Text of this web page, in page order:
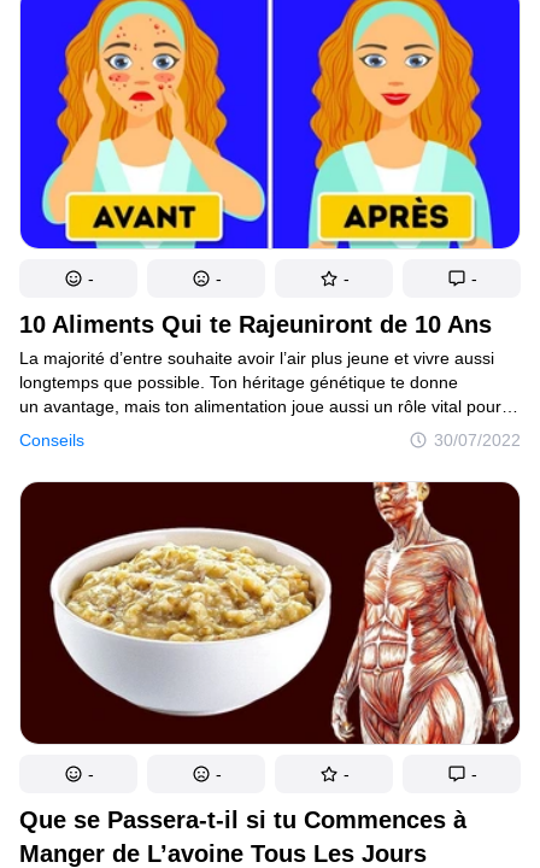
10 Aliments Qui te Rajeuniront de 10 Ans
Conseils 30/07/2022
La majorité d’entre souhaite avoir l’air plus jeune et vivre aussi
longtemps que possible. Ton héritage génétique te donne
un avantage, mais ton alimentation joue aussi un rôle vital pour
aider à augmenter ta durée de vie.Aujourd’hui, nous allons
révéler les dix aliments anti-âges qui rendront ta peau
rayonnante.As-tu le bec sucré ? Nous avons aussi des bonnes
nouvelles pour toi !
- - - -
Que se Passera-t-il si tu Commences à
Manger de L’avoine Tous Les Jours
- - - -